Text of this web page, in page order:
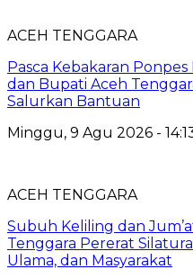
ACEH TENGGARA
Pasca Kebakaran
dan Bupati Aceh
Salurkan Bantuan
Minggu, 9 Agu 2026 -
ACEH TENGGARA
Subuh Keliling dan
Tenggara Pererat
Ulama, dan Masyarakat